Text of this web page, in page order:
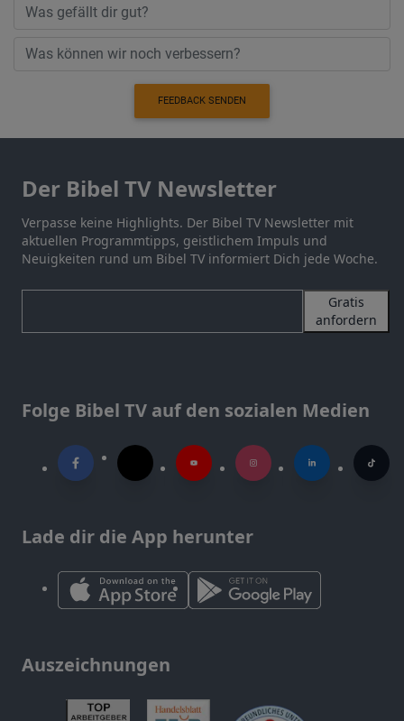
FEEDBACK SENDEN
Der Bibel TV Newsletter
Verpasse keine Highlights. Der Bibel TV Newsletter mit
aktuellen Programmtipps, geistlichem Impuls und
Neuigkeiten rund um Bibel TV informiert Dich jede Woche.
Gratis
anfordern
Folge Bibel TV auf den sozialen Medien
Lade dir die App herunter
Auszeichnungen